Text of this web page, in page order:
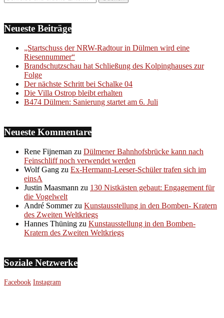
Neueste Beiträge
„Startschuss der NRW-Radtour in Dülmen wird eine
Riesennummer“
Brandschutzschau hat Schließung des Kolpinghauses zur
Folge
Der nächste Schritt bei Schalke 04
Die Villa Ostrop bleibt erhalten
B474 Dülmen: Sanierung startet am 6. Juli
Neueste Kommentare
Rene Fijneman zu Dülmener Bahnhofsbrücke kann nach
Feinschliff noch verwendet werden
Wolf Gang zu Ex-Hermann-Leeser-Schüler trafen sich im
einsA
Justin Maasmann zu 130 Nistkästen gebaut: Engagement für
die Vogelwelt
André Sommerzu Kunstausstellung in den Bomben- Kratern
des Zweiten Weltkriegs
Hannes Thüning zu Kunstausstellung in den Bomben-
Kratern des Zweiten Weltkriegs
Soziale Netzwerke
Facebook Instagram